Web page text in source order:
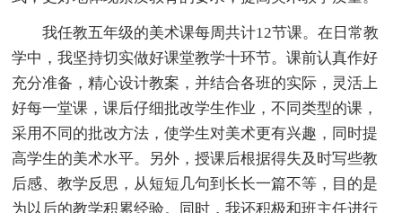
我任教五年级的美术课每周共计12节课。在日常教
学中，我坚持切实做好课堂教学十环节。课前认真作好
充分准备，精心设计教案，并结合各班的实际，灵活上
好每一堂课，课后仔细批改学生作业，不同类型的课，
采用不同的批改方法，使学生对美术更有兴趣，同时提
高学生的美术水平。另外，授课后根据得失及时写些教
后感、教学反思，从短短几句到长长一篇不等，目的是
为以后的教学积累经验。同时，我还积极和班主任进行